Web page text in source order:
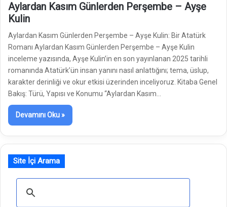
Aylardan Kasım Günlerden Perşembe – Ayşe
Kulin
Aylardan Kasım Günlerden Perşembe – Ayşe Kulin: Bir Atatürk
Romanı Aylardan Kasım Günlerden Perşembe – Ayşe Kulin
inceleme yazısında, Ayşe Kulin’in en son yayınlanan 2025 tarihli
romanında Atatürk’ün insan yanını nasıl anlattığını; tema, üslup,
karakter derinliği ve okur etkisi üzerinden inceliyoruz. Kitaba Genel
Bakış: Türü, Yapısı ve Konumu “Aylardan Kasım…
Devamını Oku »
Site İçi Arama